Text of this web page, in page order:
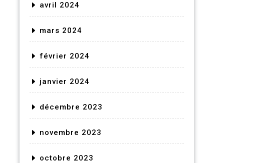
avril 2024
mars 2024
février 2024
janvier 2024
décembre 2023
novembre 2023
octobre 2023